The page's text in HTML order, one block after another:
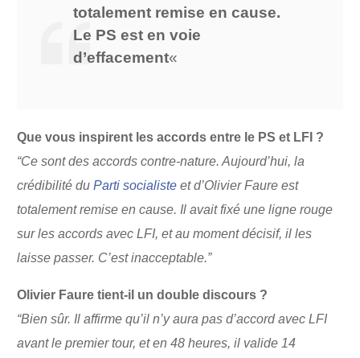
totalement remise en cause.
Le PS est en voie
d’effacement«
Que vous inspirent les accords entre le PS et LFI ?
“Ce sont des accords contre-nature. Aujourd’hui, la
crédibilité duParti socialiste et d’Olivier Faure est
totalement remise en cause. Il avait fixé une ligne rouge
sur les accords avec LFI, et au moment décisif, il les
laisse passer. C’est inacceptable.”
Olivier Faure tient-il un double discours ?
“Bien sûr. Il affirme qu’il n’y aura pas d’accord avec LFI
avant le premier tour, et en 48 heures, il valide 14